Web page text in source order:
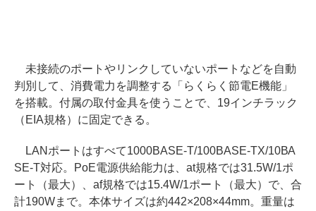
未接続のポートやリンクしていないポートなどを自動
判別して、消費電力を調整する「らくらく節電E機能」
を搭載。付属の取付金具を使うことで、19インチラック
（EIA規格）に固定できる。
LANポートはすべて1000BASE-T/100BASE-TX/10BA
SE-T対応。PoE電源供給能力は、at規格では31.5W/1ポ
ート（最大）、af規格では15.4W/1ポート（最大）で、合
計190Wまで。本体サイズは約442×208×44mm。重量は